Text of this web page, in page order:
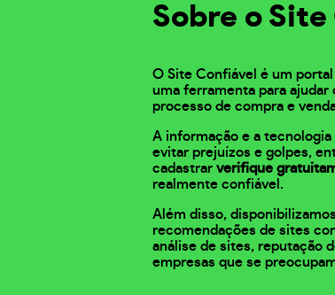
Sobre o Site
O Site Confiável é um
uma ferramenta para
processo de compra e
A informação e a tecnologia
evitar prejuízos e golpes,
cadastrar verifique
realmente confiável.
Além disso,
recomendações de sites
análise de sites, reputação
empresas que se